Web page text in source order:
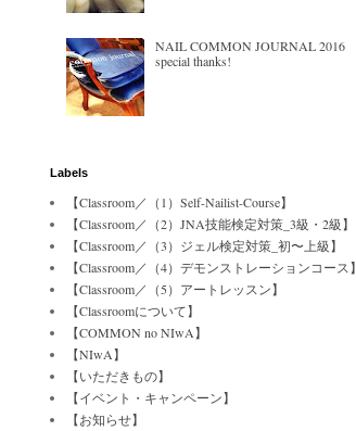
NAIL COMMON JOURNAL 2016
special thanks!
Labels
【Classroom／（1）Self-Nailist-Course】
【Classroom／（2）JNA技能検定対策_3級・2級】
【Classroom／（3）ジェル検定対策_初〜上級】
【Classroom／（4）デモンストレーションコース】
【Classroom／（5）アートレッスン】
【Classroomについて】
【COMMON no NIwA】
【NIwA】
【いただきもの】
【イベント・キャンペーン】
【お知らせ】